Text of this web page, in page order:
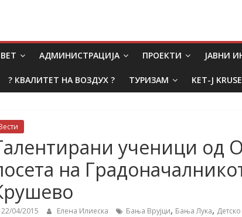
АДМИНИСТРАЦИЈА ПРОЕКТИ ЈАВНИ
? КВАЛИТЕТ НА ВОЗДУХ ? ТУРИЗАМ KET-J
ученици од
на
22/04/2015 Елена Илиеска Бања Врујци, Бања Лука,